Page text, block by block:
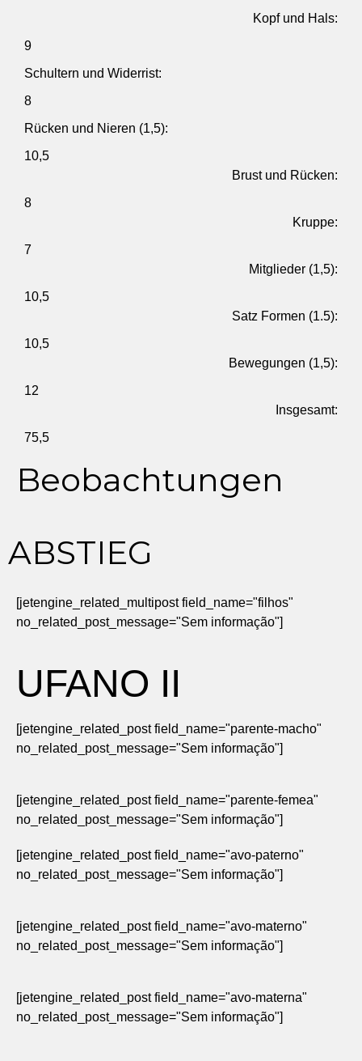
Kopf und Hals:
9
Schultern und Widerrist:
8
Rücken und Nieren (1,5):
10,5
Brust und Rücken:
8
Kruppe:
7
Mitglieder (1,5):
10,5
Satz Formen (1.5):
10,5
Bewegungen (1,5):
12
Insgesamt:
75,5
Beobachtungen
ABSTIEG
[jetengine_related_multipost field_name="filhos"
no_related_post_message="Sem informação"]
UFANO II
[jetengine_related_post field_name="parente-macho"
no_related_post_message="Sem informação"]
[jetengine_related_post field_name="parente-femea"
no_related_post_message="Sem informação"]
[jetengine_related_post field_name="avo-paterno"
no_related_post_message="Sem informação"]
[jetengine_related_post field_name="avo-materno"
no_related_post_message="Sem informação"]
[jetengine_related_post field_name="avo-materna"
no_related_post_message="Sem informação"]